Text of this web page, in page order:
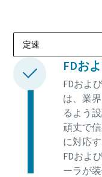
FDお
FDおよ
は、業
るよう
頑丈で
に対応
FDおよ
ーラが